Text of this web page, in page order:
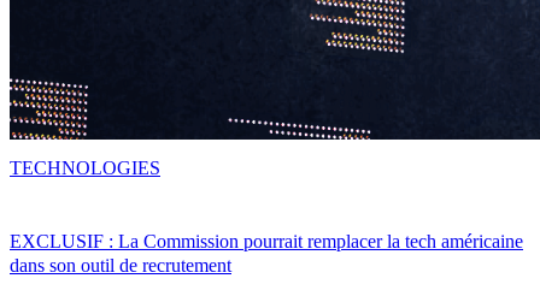
EXCLUSIF : La Commission pourrait remplacer la tech américaine
dans son outil de recrutement
TECHNOLOGIES